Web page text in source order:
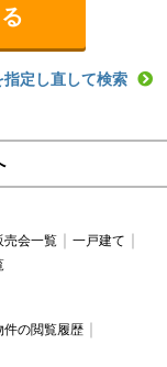
指定し直して検索
売会一覧
一戸建て
件の閲覧履歴